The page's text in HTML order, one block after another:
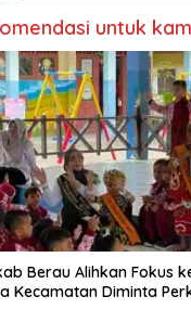
untuk
Berau Alihkan Fokus
Kecamatan Diminta